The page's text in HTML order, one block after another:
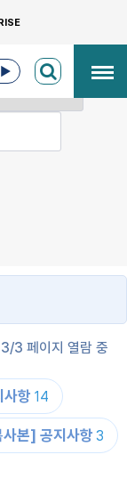
▶
3/3 페이지 열람 중
사항 14
사본] 공지사항 3